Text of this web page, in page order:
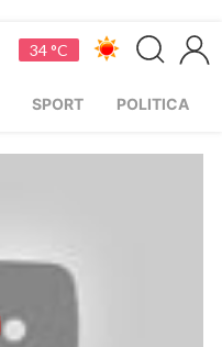
34 °C
SPORT POLITICA